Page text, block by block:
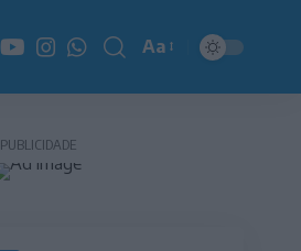
Redimensionador
de
Aa
PUBLICIDADE